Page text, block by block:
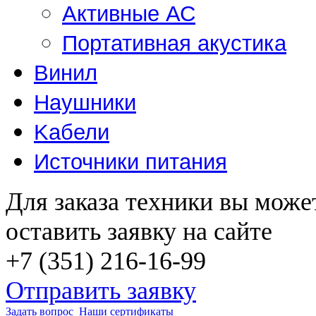
Активные АС
Портативная акустика
Винил
Наушники
Kабели
Источники питания
Для заказа техники вы
оставить заявку на сайте
+7 (351) 216-16-99
Отправить заявку
Задать вопрос Наши сертификаты